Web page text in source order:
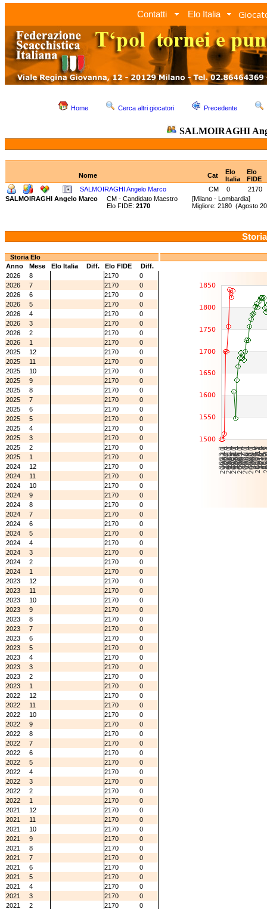
Contatti Elo Italia
Home Cerca altri giocatori Precedente
SALMOIRAGHI
Nome Cat
Elo
Italia
Elo
FIDE
SALMOIRAGHI Angelo Marco
CM 0
2170
SALMOIRAGHI Angelo Marco
CM - Candidato Maestro [Milano - Lombardia]
Elo FIDE: 2170 Migliore: 2180 (Agosto
Storia Elo
Anno
Mese Elo Italia Diff. Elo FIDE
Diff.
2026
8 2170
0
2026
7 2170
0
2026
6 2170
0
2026
5 2170
0
2026
4 2170
0
2026
3 2170
0
2026
2 2170
0
2026
1 2170
0
2025
12 2170
0
2025
11 2170
0
2025
10 2170
0
2025
9 2170
0
2025
8 2170
0
2025
7 2170
0
2025
6 2170
0
2025
5 2170
0
2025
4 2170
0
2025
3 2170
0
2025
2 2170
0
2025
1 2170
0
2024
12 2170
0
2024
11 2170
0
2024
10 2170
0
2024
9 2170
0
2024
8 2170
0
2024
7 2170
0
2024
6 2170
0
2024
5 2170
0
2024
4 2170
0
2024
3 2170
0
2024
2 2170
0
2024
1 2170
0
2023
12 2170
0
2023
11 2170
0
2023
10 2170
0
2023
9 2170
0
2023
8 2170
0
2023
7 2170
0
2023
6 2170
0
2023
5 2170
0
2023
4 2170
0
2023
3 2170
0
2023
2 2170
0
2023
1 2170
0
2022
12 2170
0
2022
11 2170
0
2022
10 2170
0
2022
9 2170
0
2022
8 2170
0
2022
7 2170
0
2022
6 2170
0
2022
5 2170
0
2022
4 2170
0
2022
3 2170
0
2022
2 2170
0
2022
1 2170
0
2021
12 2170
0
2021
11 2170
0
2021
10 2170
0
2021
9 2170
0
2021
8 2170
0
2021
7 2170
0
2021
6 2170
0
2021
5 2170
0
2021
4 2170
0
2021
3 2170
0
2021
2 2170
0